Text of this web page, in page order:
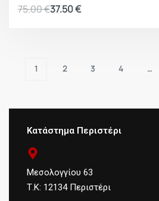
75.00€37.50€
1 2 3 4 …
Κατάστημα Περιστέρι
Μεσολογγίου 63
Τ.Κ: 12134 Περιστέρι